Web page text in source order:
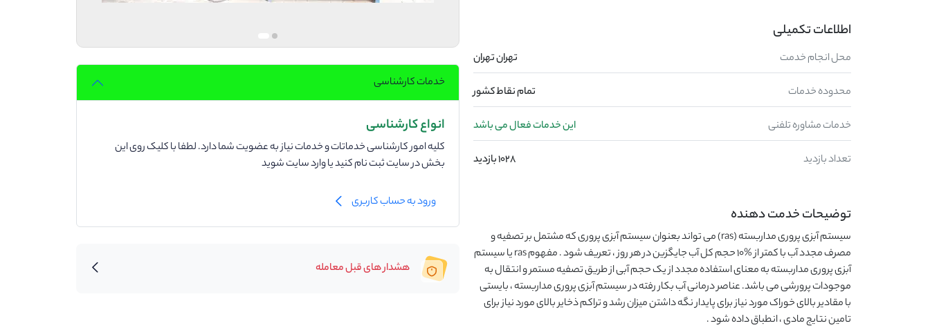
اطلاعات تکمیلی
محل انجام خدمت تهران تهران
محدوده خدمات تمام نقاط کشور
خدمات مشاوره تلفنی این خدمات فعال می باشد
تعداد بازدید 1028 بازدید
توضیحات خدمت دهنده
سیستم آبزی پروری مداربسته (ras) می تواند بعنوان سیستم آبزی پروری که مشتمل بر تصفیه و
مصرف مجدد آب با کمتر از %10 حجم کل آب جایگزین در هر روز ، تعریف شود . مفهوم ras یا سیستم
آبزی پروری مداربسته به معنای استفاده مجدد از یک حجم آبی از طریق تصفیه مستمر و انتقال به
موجودات پرورشی می باشد. عناصر درمانی آب بکار رفته در سیستم آبزی پروری مداربسته ، بایستی
با مقادیر بالای خوراک مورد نیاز برای پایدار نگه داشتن میزان رشد و تراکم ذخایر بالای مورد نیاز برای
تامین نتایج مادی ، انطباق داده شود .
خدمات کارشناسی
انواع کارشناسی
کلیه امور کارشناسی خدماتات و خدمات نیاز به عضویت شما دارد. لطفا با کلیک روی این
بخش در سایت ثبت نام کنید یا وارد سایت شوید
ورود به حساب کاربری
هشدار های قبل معامله